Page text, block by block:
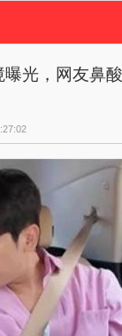
目
偶
曝光，网友鼻